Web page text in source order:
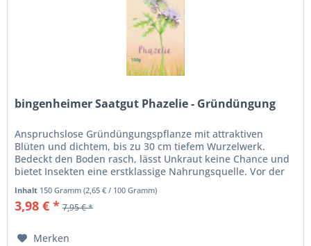
bingenheimer Saatgut Phazelie - Gründüngung
Anspruchslose Gründüngungspflanze mit attraktiven
Blüten und dichtem, bis zu 30 cm tiefem Wurzelwerk.
Bedeckt den Boden rasch, lässt Unkraut keine Chance und
bietet Insekten eine erstklassige Nahrungsquelle. Vor der
Inhalt 150 Gramm(2,65 € / 100 Gramm)
3,98 € * 7,95 € *
Merken